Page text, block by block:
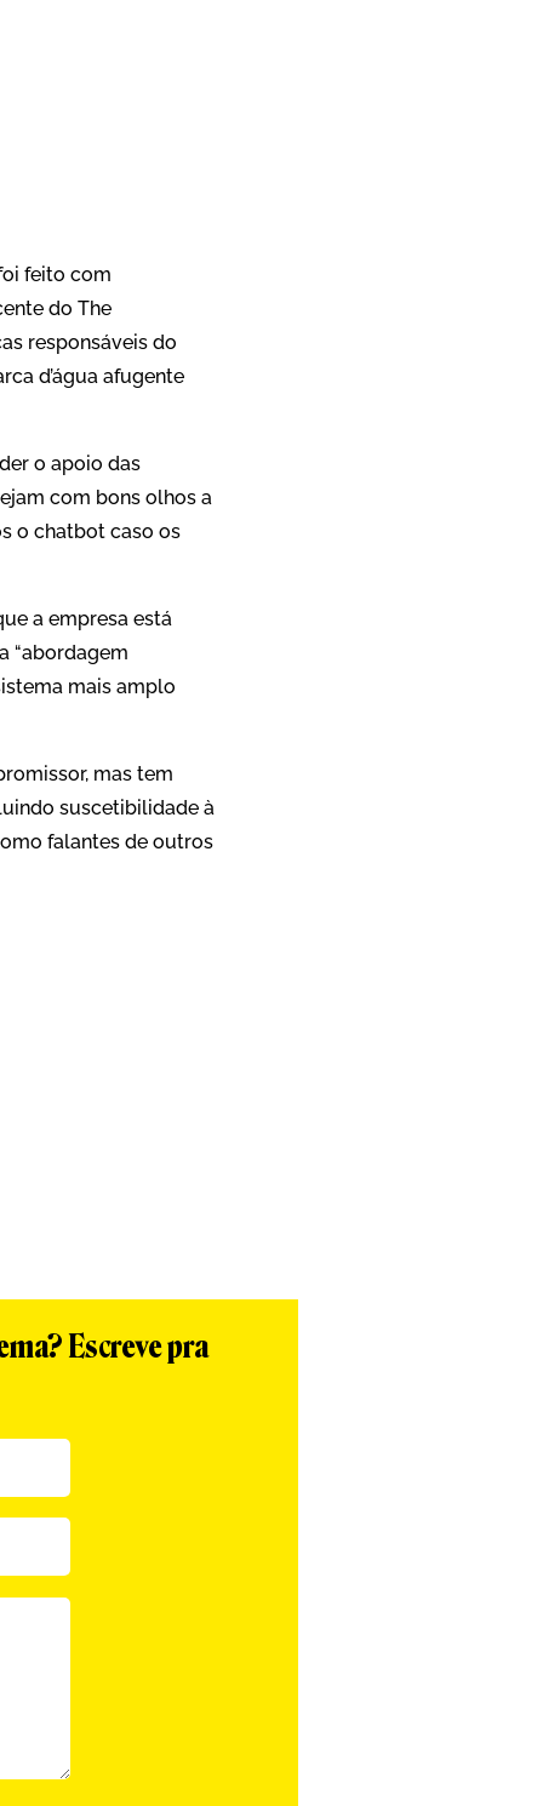
feito com
do The
responsáveis do
d’água afugente
o apoio das
com bons olhos a
o chatbot caso os
a empresa está
“abordagem
mais amplo
mas tem
suscetibilidade à
falantes de outros
Escreve pra